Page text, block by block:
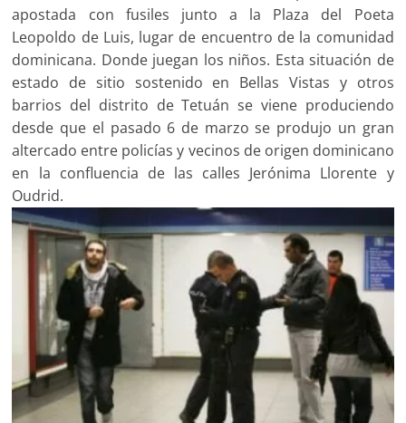
apostada con fusiles junto a la Plaza del Poeta
Leopoldo de Luis, lugar de encuentro de la comunidad
dominicana. Donde juegan los niños. Esta situación de
estado de sitio sostenido en Bellas Vistas y otros
barrios del distrito de Tetuán se viene produciendo
desde que el pasado 6 de marzo se produjo un gran
altercado entre policías y vecinos de origen dominicano
en la confluencia de las calles Jerónima Llorente y
Oudrid.